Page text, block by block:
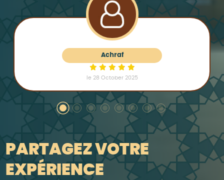
Achraf
le 28 October 2025
PARTAGEZ VOTRE
EXPÉRIENCE